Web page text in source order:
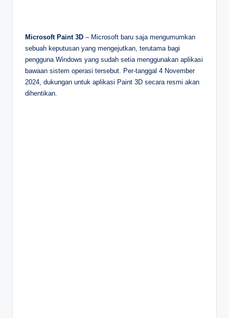
Microsoft Paint 3D – Microsoft baru saja mengumumkan
sebuah keputusan yang mengejutkan, terutama bagi
pengguna Windows yang sudah setia menggunakan aplikasi
bawaan sistem operasi tersebut. Per-tanggal 4 November
2024, dukungan untuk aplikasi Paint 3D secara resmi akan
dihentikan.